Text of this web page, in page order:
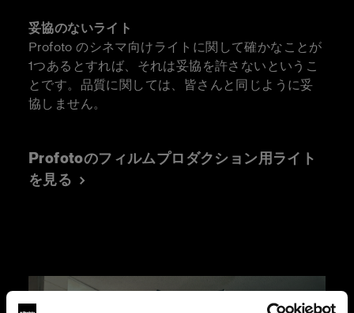
妥協のないライト
Profoto のシネマ向けライトに関して確かなことが
1つあるとすれば、それは妥協を許さないというこ
とです。品質に関しては、皆さんと同じように妥
協しません。
Profotoのフィルムプロダクション用ライト
を見る